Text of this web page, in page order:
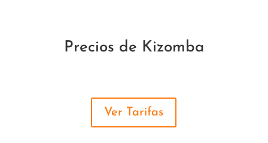
Precios de Kizomba
Ver Tarifas